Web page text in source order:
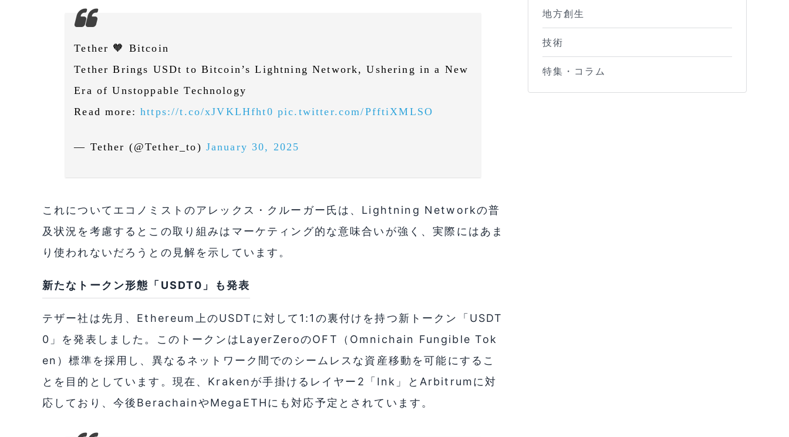
Tether 🧡 Bitcoin
Tether Brings USDt to Bitcoin’s Lightning Network, Ushering in a New
Era of Unstoppable Technology
Read more:https://t.co/xJVKLHfht0 pic.twitter.com/PfftiXMLSO
— Tether (@Tether_to) January 30, 2025
これについてエコノミストのアレックス・クルーガー氏は、Lightning Networkの普
及状況を考慮するとこの取り組みはマーケティング的な意味合いが強く、実際にはあま
り使われないだろうとの見解を示しています。
新たなトークン形態「USDT0」も発表
テザー社は先月、Ethereum上のUSDTに対して1:1の裏付けを持つ新トークン「USDT
0」を発表しました。このトークンはLayerZeroのOFT（Omnichain Fungible Tok
en）標準を採用し、異なるネットワーク間でのシームレスな資産移動を可能にするこ
とを目的としています。現在、Krakenが手掛けるレイヤー2「Ink」とArbitrumに対
応しており、今後BerachainやMegaETHにも対応予定とされています。
地方創生
技術
特集・コラム